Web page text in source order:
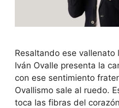
Resaltando ese vallenato
Iván Ovalle presenta la
con ese sentimiento
Ovallismo sale al ruedo.
toca las fibras del